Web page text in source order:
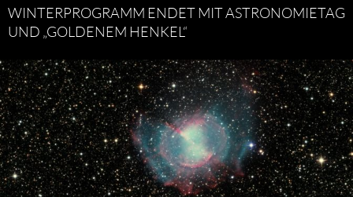
WINTERPROGRAMM ENDET MIT ASTRONOMIETAG
UND „GOLDENEM HENKEL“